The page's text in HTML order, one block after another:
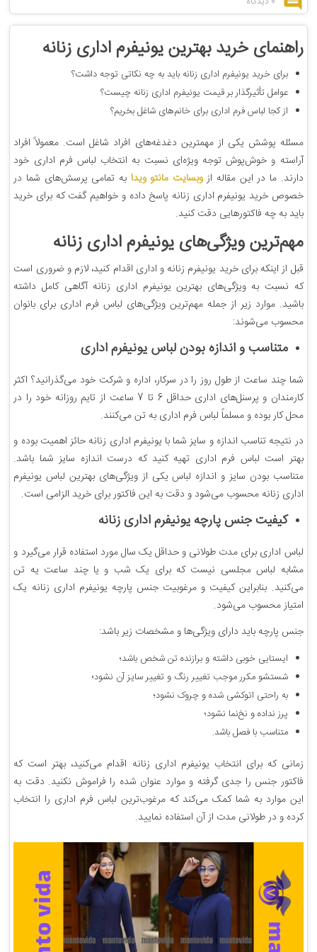
راهنمای خرید بهترین یونیفرم اداری زنانه
برای خرید یونیفرم اداری زنانه باید به چه نکاتی توجه داشت؟
عوامل تأثیرگذار بر قیمت یونیفرم اداری زنانه چیست؟
از کجا لباس فرم اداری برای خانم‌های شاغل بخریم؟
مسئله پوشش یکی از مهمترین دغدغه‌های افراد شاغل است. معمولاً افراد
آراسته و خوش‌پوش توجه ویژه‌ای نسبت به انتخاب لباس فرم اداری خود
دارند. ما در این مقاله ازوبسایت مانتو ویدا به تمامی پرسش‌های شما در
خصوص خرید یونیفرم اداری زنانه پاسخ داده و خواهیم گفت که برای خرید
باید به چه فاکتورهایی دقت کنید.
مهم‌ترین ویژگی‌های یونیفرم اداری زنانه
قبل از اینکه برای خرید یونیفرم زنانه و اداری اقدام کنید، لازم و ضروری است
که نسبت به ویژگی‌های بهترین یونیفرم اداری زنانه آگاهی کامل داشته
باشید. موارد زیر از جمله مهم‌ترین ویژگی‌های لباس فرم اداری برای بانوان
محسوب می‌شوند:
متناسب و اندازه بودن لباس یونیفرم اداری
شما چند ساعت از طول روز را در سرکار، اداره و شرکت خود می‌گذرانید؟ اکثر
کارمندان و پرسنل‌های اداری حداقل 6 تا 7 ساعت از تایم روزانه خود را در
محل کار بوده و مسلماً لباس فرم اداری به تن می‌کنند.
در نتیجه تناسب اندازه و سایز شما با یونیفرم اداری زنانه حائز اهمیت بوده و
بهتر است لباس فرم اداری تهیه کنید که درست اندازه سایز شما باشد.
متناسب بودن سایز و اندازه لباس یکی از ویژگی‌های بهترین لباس یونیفرم
اداری زنانه محسوب می‌شود و دقت به این فاکتور برای خرید الزامی است.
کیفیت جنس پارچه یونیفرم اداری زنانه
لباس اداری برای مدت طولانی و حداقل یک سال مورد استفاده قرار می‌گیرد و
مشابه لباس مجلسی نیست که برای یک شب و یا چند ساعت یه تن
می‌کنید. بنابراین کیفیت و مرغوبیت جنس پارچه یونیفرم اداری زنانه یک
امتیاز محسوب می‌شود.
جنس پارچه باید دارای ویژگی‌ها و مشخصات زیر باشد:
ایستایی خوبی داشته و برازنده تن شخص باشد؛
شستشو مکرر موجب تغییر رنگ و تغییر سایز آن نشود؛
به راحتی اتوکشی شده و چروک نشود؛
پرز نداده و نخ‌نما نشود؛
متناسب با فصل باشد.
زمانی که برای انتخاب یونیفرم اداری زنانه اقدام می‌کنید، بهتر است که
فاکتور جنس را جدی گرفته و موارد عنوان شده را فراموش نکنید. دقت به
این موارد به شما کمک می‌کند که مرغوب‌ترین لباس فرم اداری را انتخاب
کرده و در طولانی مدت از آن استفاده نمایید.